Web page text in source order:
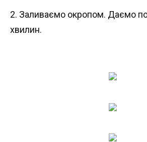
2. Заливаємо окропом. Даємо
хвилин.